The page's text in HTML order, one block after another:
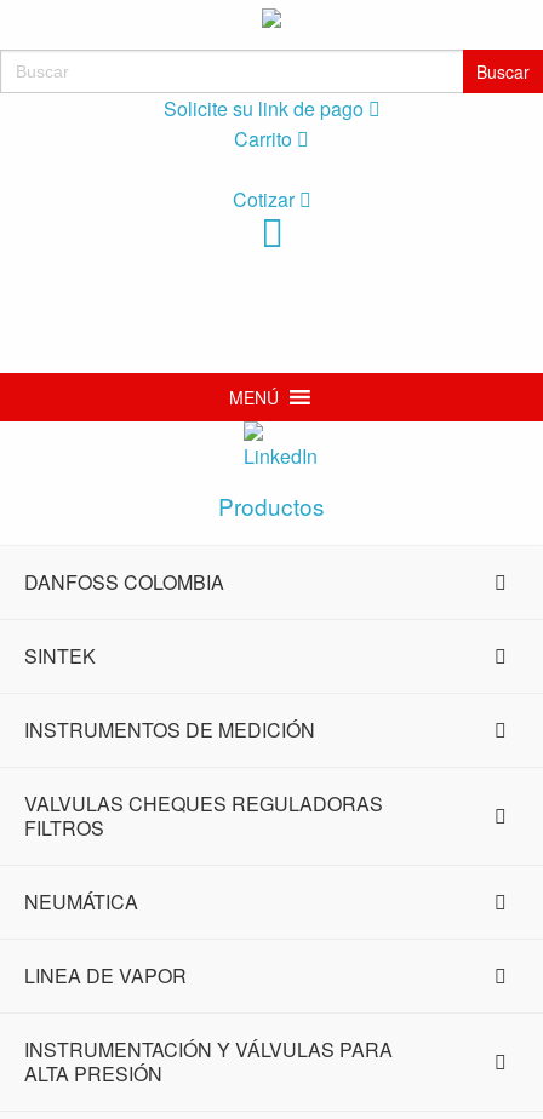
Buscar:
Solicite su link de pago
Carrito
Cotizar
MENÚ
Productos
DANFOSS COLOMBIA
SINTEK
INSTRUMENTOS DE MEDICIÓN
VALVULAS CHEQUES REGULADORAS
FILTROS
NEUMÁTICA
LINEA DE VAPOR
INSTRUMENTACIÓN Y VÁLVULAS PARA
ALTA PRESIÓN